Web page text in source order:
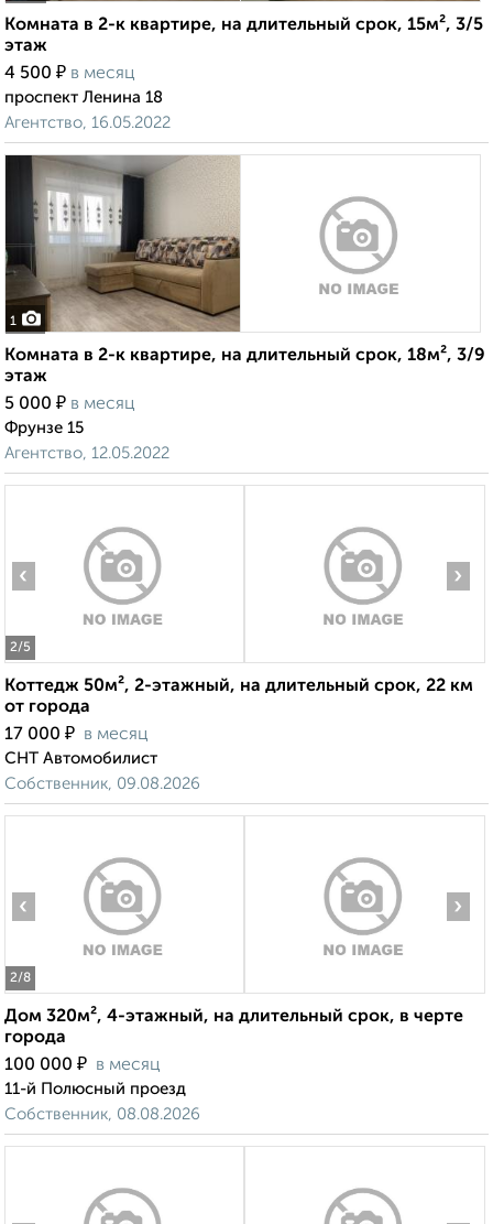
Комната в 2-к квартире, на длительный срок, 15м², 3/5
этаж
4 500 ₽ в месяц
проспект Ленина 18
Агентство, 16.05.2022
1
Комната в 2-к квартире, на длительный срок, 18м², 3/9
этаж
5 000 ₽ в месяц
Фрунзе 15
Агентство, 12.05.2022
2/5
‹ ›
Коттедж 50м², 2-этажный, на длительный срок, 22 км
от города
17 000 ₽ в месяц
СНТ Автомобилист
Собственник, 09.08.2026
2/8
‹ ›
Дом 320м², 4-этажный, на длительный срок, в черте
города
100 000 ₽ в месяц
11-й Полюсный проезд
Собственник, 08.08.2026